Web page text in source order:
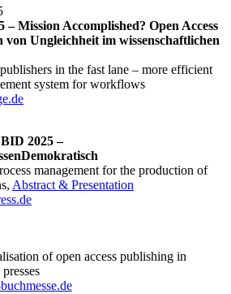
– Mission Accomplished? Open Access
Ungleichheit im wissenschaftlichen
in the fast lane – more efficient
system for workflows
2025 –
management for the production of
Abstract & Presentation
of open access publishing in